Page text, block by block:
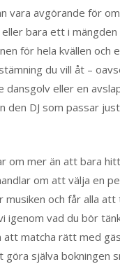
vara avgörande för
bara ett i mängden
för hela kvällen och
du vill åt –
eller en
den DJ som passar
om mer än att bara
om att välja en
musiken och får alla
igenom vad du bör
att matcha rätt med
göra själva bokningen